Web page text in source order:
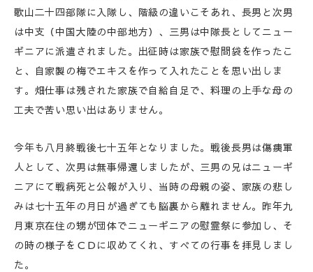
歌山二十四部隊に入隊し、階級の違いこそあれ、長男と次男
は中支（中国大陸の中部地方）、三男は中隊長としてニュー
ギニアに派遣されました。出征時は家族で慰問袋を作ったこ
と、自家製の梅でエキスを作って入れたことを思い出しま
す。畑仕事は残された家族で自給自足で、料理の上手な母の
工夫で苦い思い出はありません。
今年も八月終戦後七十五年となりました。戦後長男は傷痍軍
人として、次男は無事帰還しましたが、三男の兄はニューギ
ニアにて戦病死と公報が入り、当時の母親の姿、家族の悲し
みは七十五年の月日が過ぎても脳裏から離れません。昨年九
月東京在住の甥が団体でニューギニアの慰霊祭に参加し、そ
の時の様子をＣＤに収めてくれ、すべての行事を拝見しまし
た。